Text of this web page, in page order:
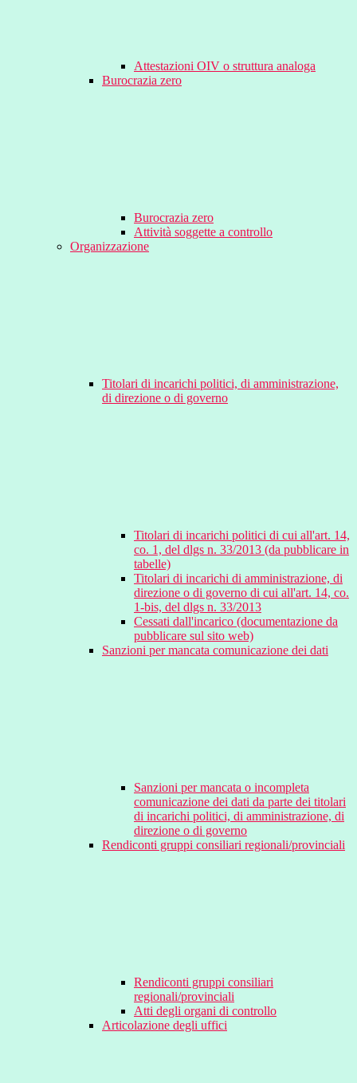
Attestazioni OIV o struttura analoga
Burocrazia zero
Burocrazia zero
Attività soggette a controllo
Organizzazione
Titolari di incarichi politici, di amministrazione,
di direzione o di governo
Titolari di incarichi politici di cui all'art. 14,
co. 1, del dlgs n. 33/2013 (da pubblicare in
tabelle)
Titolari di incarichi di amministrazione, di
direzione o di governo di cui all'art. 14, co.
1-bis, del dlgs n. 33/2013
Cessati dall'incarico (documentazione da
pubblicare sul sito web)
Sanzioni per mancata comunicazione dei dati
Sanzioni per mancata o incompleta
comunicazione dei dati da parte dei titolari
di incarichi politici, di amministrazione, di
direzione o di governo
Rendiconti gruppi consiliari regionali/provinciali
Rendiconti gruppi consiliari
regionali/provinciali
Atti degli organi di controllo
Articolazione degli uffici